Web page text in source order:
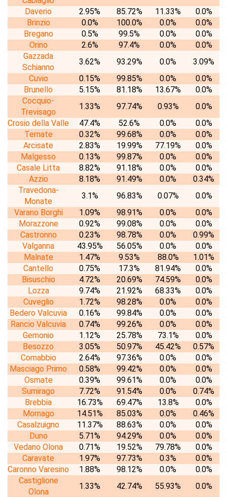
Daverio
2.95% 85.72% 11.33%
0.0%
Brinzio
0.0% 100.0% 0.0%
0.0%
Bregano
0.5% 99.5% 0.0%
0.0%
Orino
2.6% 97.4% 0.0%
0.0%
Gazzada
Schianno
3.62% 93.29% 0.0%
3.09%
Cuvio
0.15% 99.85% 0.0%
0.0%
Brunello
5.15% 81.18% 13.67%
0.0%
Cocquio-
Trevisago
1.33% 97.74% 0.93%
0.0%
Crosio della Valle
47.4% 52.6% 0.0%
0.0%
Ternate
0.32% 99.68% 0.0%
0.0%
Arcisate
2.83% 19.99% 77.19%
0.0%
Malgesso
0.13% 99.87% 0.0%
0.0%
Casale Litta
8.82% 91.18% 0.0%
0.0%
Azzio
8.18% 91.49% 0.0%
0.34%
Travedona-
Monate
3.1% 96.83% 0.07%
0.0%
Varano Borghi
1.09% 98.91% 0.0%
0.0%
Morazzone
0.92% 99.08% 0.0%
0.0%
Castronno
0.23% 98.78% 0.0%
0.99%
Valganna
43.95% 56.05% 0.0%
0.0%
Malnate
1.47% 9.53% 88.0%
1.01%
Cantello
0.75% 17.3% 81.94%
0.0%
Bisuschio
4.72% 20.69% 74.59%
0.0%
Lozza
9.74% 21.92% 68.33%
0.0%
Cuveglio
1.72% 98.28% 0.0%
0.0%
Bedero Valcuvia
0.16% 99.84% 0.0%
0.0%
Rancio Valcuvia
0.74% 99.26% 0.0%
0.0%
Gemonio
1.12% 25.78% 73.1%
0.0%
Besozzo
3.05% 50.97% 45.42%
0.57%
Comabbio
2.64% 97.36% 0.0%
0.0%
Masciago Primo
0.58% 99.42% 0.0%
0.0%
Osmate
0.39% 99.61% 0.0%
0.0%
Sumirago
7.72% 91.54% 0.0%
0.74%
Brebbia
16.73% 69.47% 13.8%
0.0%
Mornago
14.51% 85.03% 0.0%
0.46%
Casalzuigno
11.37% 88.63% 0.0%
0.0%
Duno
5.71% 94.29% 0.0%
0.0%
Vedano Olona
0.71% 19.52% 79.78%
0.0%
Caravate
1.97% 97.73% 0.3%
0.0%
Caronno Varesino
1.88% 98.12% 0.0%
0.0%
Castiglione
Olona
1.33% 42.74% 55.93%
0.0%